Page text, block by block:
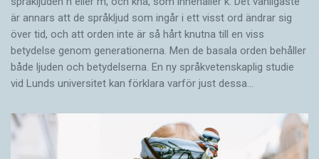
är annars att de språkljud som ingår i ett visst ord ändrar sig
över tid, och att orden inte är så hårt knutna till en viss
betydelse genom generationerna. Men de basala orden behåller
både ljuden och betydelserna. En ny språkvetenskaplig studie
vid Lunds universitet kan förklara varför just dessa…